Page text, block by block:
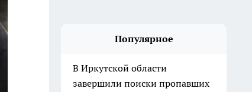
Популярное
В Иркутской области
завершили поиски пропавших